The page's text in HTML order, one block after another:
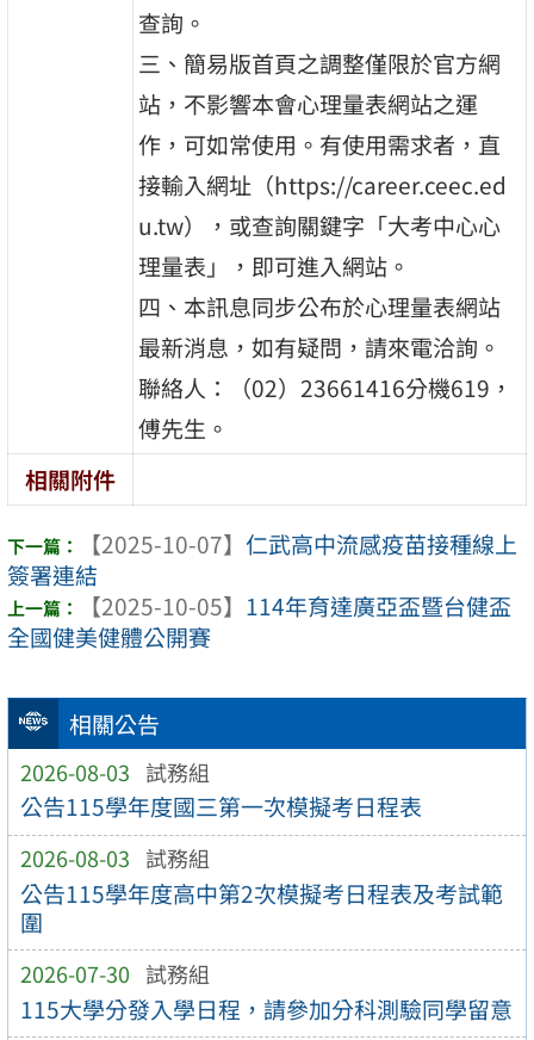
相關公告
2026-08-03 試務組
公告115學年度國三第一次模擬考日程表
2026-08-03 試務組
公告115學年度高中第2次模擬考日程表及考試範
圍
2026-07-30 試務組
115大學分發入學日程，請參加分科測驗同學留意
查詢。
三、簡易版首頁之調整僅限於官方網
站，不影響本會心理量表網站之運
作，可如常使用。有使用需求者，直
接輸入網址（https://career.ceec.ed
u.tw），或查詢關鍵字「大考中心心
理量表」，即可進入網站。
四、本訊息同步公布於心理量表網站
最新消息，如有疑問，請來電洽詢。
聯絡人：（02）23661416分機619，
傅先生。
相關附件
【2025-10-07】 仁武高中流感疫苗接種線上
簽署連結
【2025-10-05】 114年育達廣亞盃暨台健盃
全國健美健體公開賽